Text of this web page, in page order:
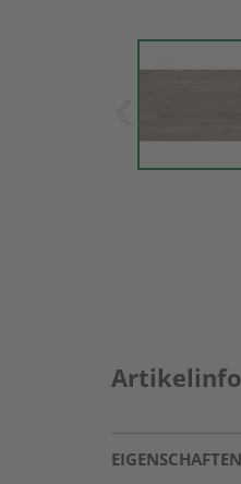
EIGENSCHAFTEN